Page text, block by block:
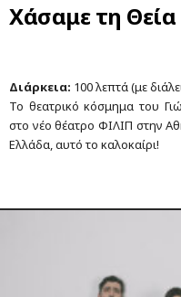
Χάσαμε τη
Διάρκεια: 100 λεπτά (με
Το θεατρικό κόσμημα του
στο νέο θέατρο ΦΙΛΙΠ στην
Ελλάδα, αυτό το καλοκαίρι!